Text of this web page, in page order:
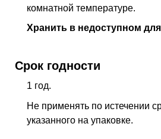
комнатной температуре.
Хранить в недоступном
Срок годности
1 год.
Не применять по истечении
указанного на упаковке.